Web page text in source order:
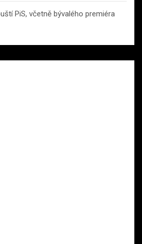
PiS, včetně bývalého premiéra